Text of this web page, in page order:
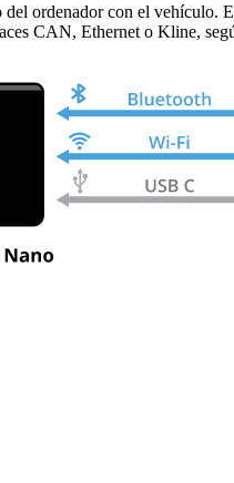
ordenador con el
CAN, Ethernet o Kline,